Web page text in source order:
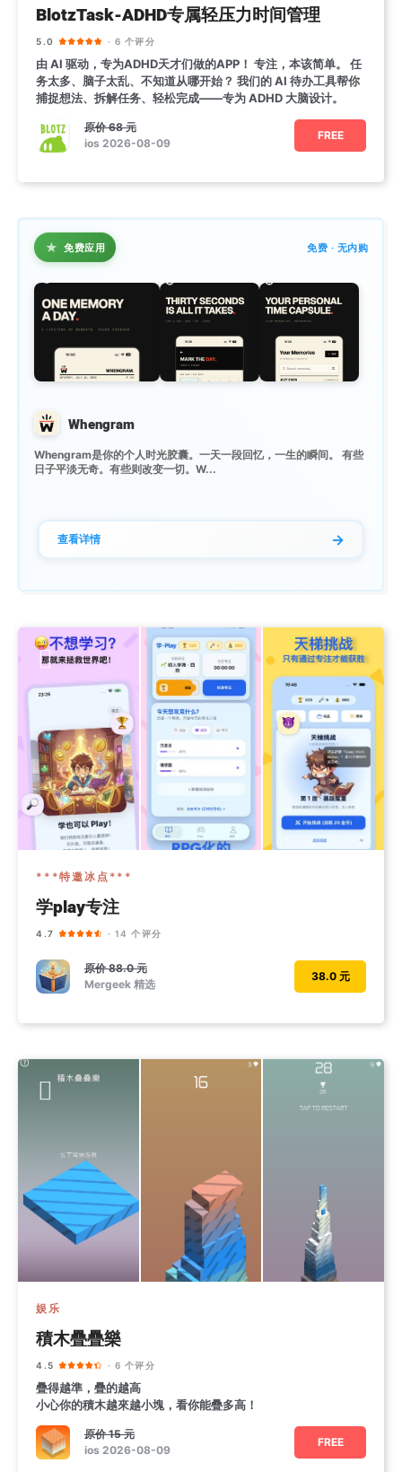
BlotzTask-ADHD专属轻压力时间管理
5.0 · 6 个评分
由 AI 驱动，专为ADHD天才们做的APP！ 专注，本该简单。 任
务太多、脑子太乱、不知道从哪开始？ 我们的 AI 待办工具帮你
捕捉想法、拆解任务、轻松完成——专为 ADHD 大脑设计。
原价68 元
ios 2026-08-09
FREE
★ 免费应用 免费 · 无内购
Whengram
Whengram是你的个人时光胶囊。一天一段回忆，一生的瞬间。 有些
日子平淡无奇。有些则改变一切。W...
查看详情 →
***特邀冰点***
学play专注
4.7 · 14 个评分
原价88.0 元
Mergeek 精选
38.0 元
娱乐
積木疊疊樂
4.5 · 6 个评分
疊得越準，疊的越高
小心你的積木越來越小塊，看你能疊多高！
原价15 元
ios 2026-08-09
FREE